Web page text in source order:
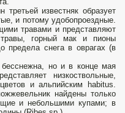
известняк образует
и потому удобопроездные.
травами и представляют
травы, горный мак и пионы
снега в оврагах (в
бесснежна, но и в конце мая
низкоствольные,
и альпийским habitus.
найдены только
и небольшими купами; в